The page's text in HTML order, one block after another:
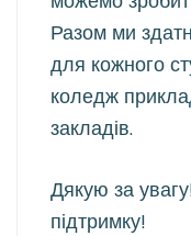
Разом ми
для кожного
коледж
закладів.
Дякую за
підтримку!